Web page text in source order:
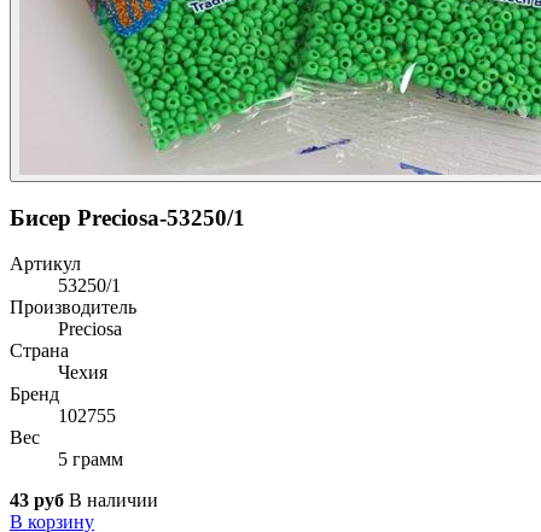
Бисер Preciosa-53250/1
Артикул
53250/1
Производитель
Preciosa
Страна
Чехия
Бренд
102755
Вес
5 грамм
43 руб В наличии
В корзину